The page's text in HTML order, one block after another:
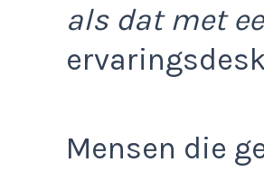
als dat met
Mensen die